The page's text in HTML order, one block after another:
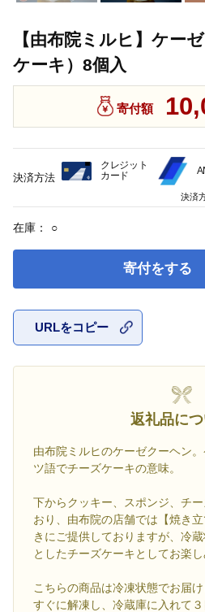
【由布院ミルヒ】ケー
ケーキ）8個入
寄付額
在庫： ○
寄付をする
URLをコピー
返礼品に
由布院ミルヒのケーゼクーヘン
ツ語でチーズケーキの意味。
下からクッキー、スポンジ、チ
おり、由布院の店舗では【焼き
きにご提供しておりますが、冷
としたチーズケーキとしてお楽し
こちらの商品は冷凍状態でお届
すぐに解凍し、冷蔵庫に入れて
決済方法
クレジット
カード
決済